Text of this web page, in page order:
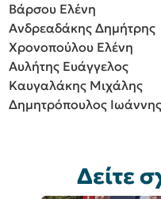
Βάρσου Ελένη
Ανδρεαδάκης Δημήτρης
Χρονοπούλου Ελένη
Αυλήτης Ευάγγελος
Καυγαλάκης Μιχάλης
Δημητρόπουλος Ιωάννης
Δείτε